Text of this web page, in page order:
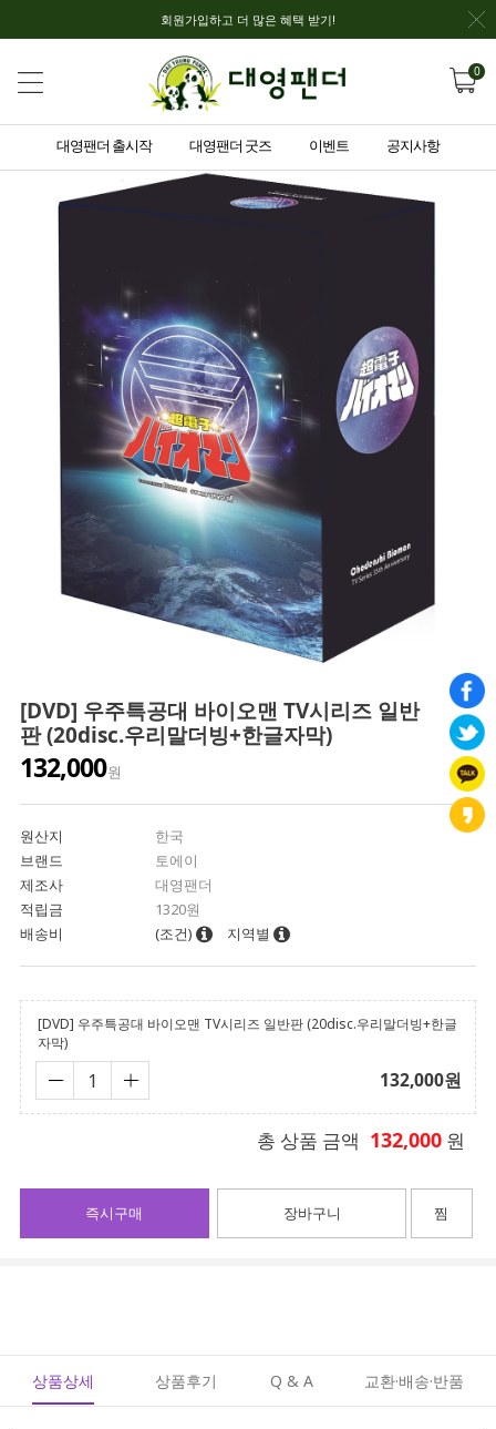
회원가입하고 더 많은 혜택 받기!
0
대영팬더 출시작 대영팬더 굿즈 이벤트 공지사항
[DVD] 우주특공대 바이오맨 TV시리즈 일반
판 (20disc.우리말더빙+한글자막)
132,000원
원산지
한국
브랜드
토에이
제조사
대영팬더
적립금
1320원
배송비
(조건) 지역별
[DVD] 우주특공대 바이오맨 TV시리즈 일반판 (20disc.우리말더빙+한글
자막)
132,000원
총 상품 금액 132,000 원
장바구니
즉시구매 찜
상품상세 상품후기 Q & A 교환·배송·반품